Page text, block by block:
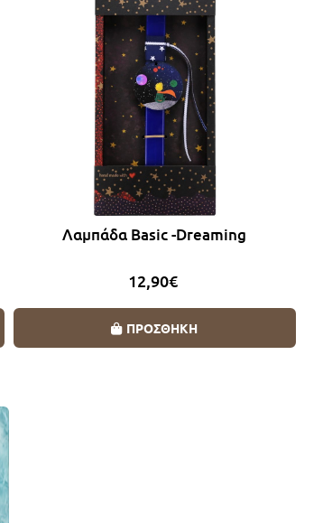
Λαμπάδα Basic -Dreaming
12,90€
ΠΡΟΣΘΗΚΗ